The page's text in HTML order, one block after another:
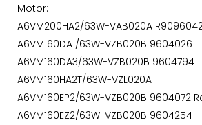
Motor:
A6VM200HA2/63W-VAB020A
A6VM160DA1/63W-VZB020B 9604026
A6VM160DA3/63W-VZB020B 9604794
A6VM160HA2T/63W-VZL020A
A6VM160EP2/63W-VZB020B 9604072
A6VM160EZ2/63W-VZB020B 9604254